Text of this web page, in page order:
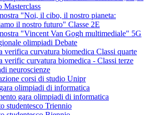
Masterclass
"Noi, il cibo, il nostro pianeta:
il nostro futuro" Classe 2E
"Vincent Van Gogh multimediale" 5G
olimpiadi Debate
verifica curvatura biomedica Classi quarte
verific curvatura biomedica - Classi terze
neuroscienze
corsi di studio Unipr
olimpiadi di informatica
gara olimpiadi di informatica
studentesco Triennio